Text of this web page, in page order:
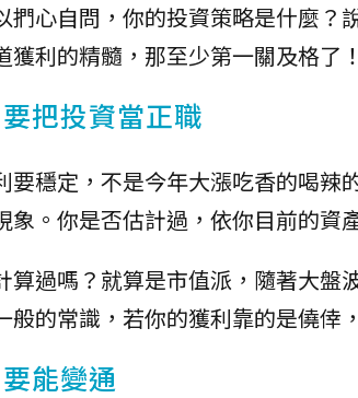
捫心自問，你的投資策略是什麼？
獲利的精髓，那至少第一關及格了！
把投資當正職
要穩定，不是今年大漲吃香的喝辣
象。你是否估計過，依你目前的資
算過嗎？就算是市值派，隨著大盤
般的常識，若你的獲利靠的是僥倖
能變通